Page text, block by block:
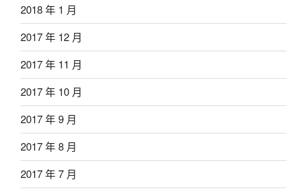
2018 年 1 月
2017 年 12 月
2017 年 11 月
2017 年 10 月
2017 年 9 月
2017 年 8 月
2017 年 7 月